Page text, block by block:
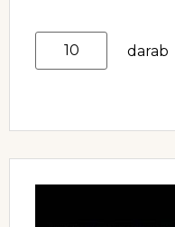
darab